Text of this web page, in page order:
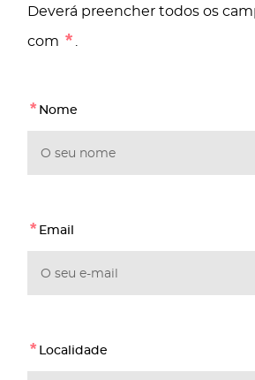
Deverá preencher todos os
com *
* Nome
* Email
* Localidade